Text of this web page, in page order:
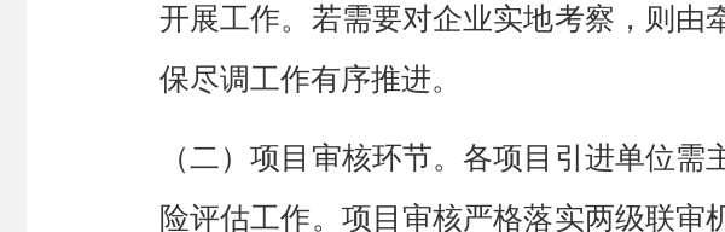
开展工作。若需要对企业实地考察，则由
保尽调工作有序推进。
（二）项目 审核环节。各项目 引进单位需
险评估工作。 项目审核严格落实两级联审